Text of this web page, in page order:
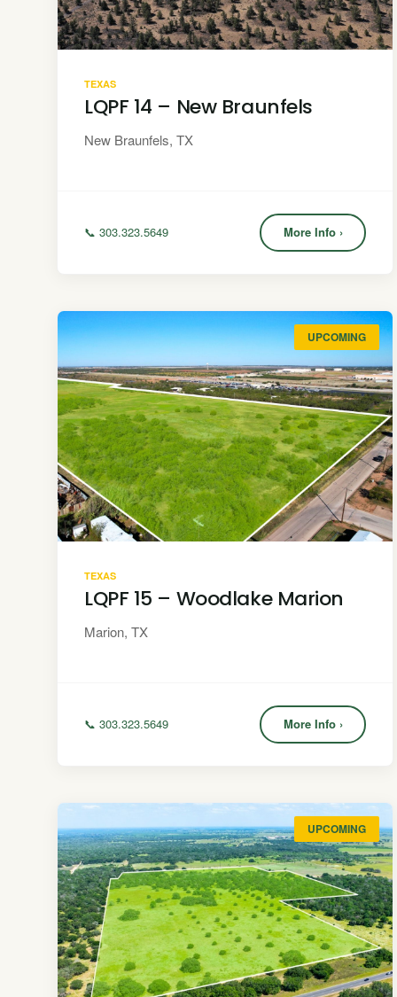
TEXAS
LQPF 14 – New Braunfels
New Braunfels, TX
📞 303.323.5649 More Info ›
UPCOMING
TEXAS
LQPF 15 – Woodlake Marion
Marion, TX
📞 303.323.5649 More Info ›
UPCOMING